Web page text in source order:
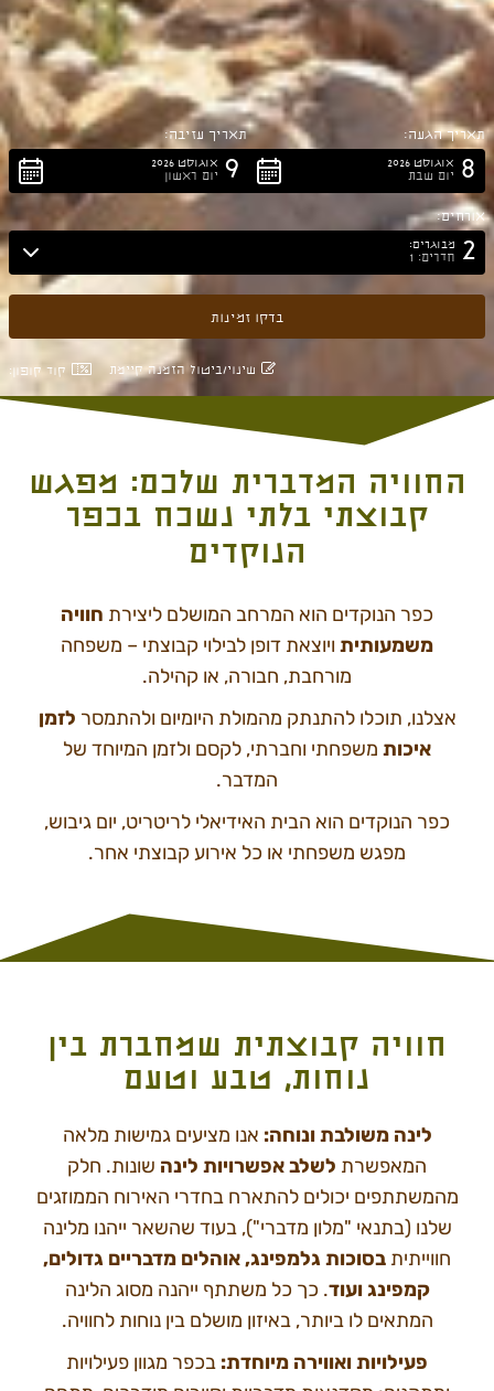
תאריך הגעה:
8 אוגוסט 2026
יום שבת
תאריך עזיבה:
9 אוגוסט 2026
יום ראשון
אורחים:
2 מבוגרים:
חדרים: 1
קוד קופון: שינוי/ביטול הזמנה קיימת
החוויה המדברית שלכם: מפגש
קבוצתי בלתי נשכח בכפר
הנוקדים
כפר הנוקדים הוא המרחב המושלם ליצירת חוויה
משמעותית ויוצאת דופן לבילוי קבוצתי – משפחה
מורחבת, חבורה, או קהילה.
אצלנו, תוכלו להתנתק מהמולת היומיום ולהתמסר לזמן
איכות משפחתי וחברתי, לקסם ולזמן המיוחד של
המדבר.
כפר הנוקדים הוא הבית האידיאלי לריטריט, יום גיבוש,
מפגש משפחתי או כל אירוע קבוצתי אחר.
חוויה קבוצתית שמחברת בין
נוחות, טבע וטעם
לינה משולבת ונוחה: אנו מציעים גמישות מלאה
המאפשרת לשלב אפשרויות לינה שונות. חלק
מהמשתתפים יכולים להתארח בחדרי האירוח הממוזגים
שלנו (בתנאי "מלון מדברי"), בעוד שהשאר ייהנו מלינה
חווייתית בסוכות גלמפינג, אוהלים מדבריים גדולים,
קמפינג ועוד. כך כל משתתף ייהנה מסוג הלינה
המתאים לו ביותר, באיזון מושלם בין נוחות לחוויה.
פעילויות ואווירה מיוחדת: בכפר מגוון פעילויות